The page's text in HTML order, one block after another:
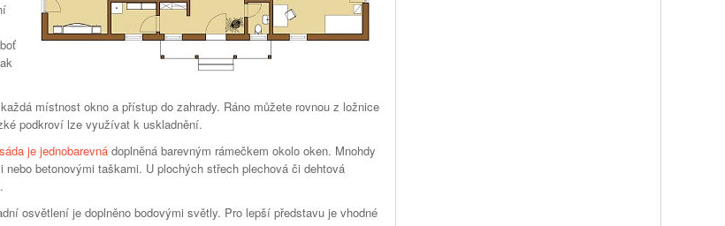
místnost okno a přístup do zahrady. Ráno můžete rovnou z ložnice
podkroví lze využívat k uskladnění.
je jednobarevná doplněná barevným rámečkem okolo oken. Mnohdy
betonovými taškami. U plochých střech plechová či dehtová
osvětlení je doplněno bodovými světly. Pro lepší představu je vhodné